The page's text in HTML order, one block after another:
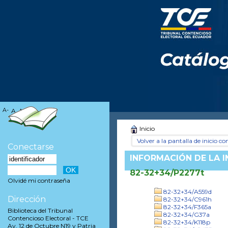
Inicio
Volver a la pantalla de inicio
INFORMACIÓN DE LA
82-32+34/P2277t
82-32+34/A559d
82-32+34/C961h
82-32+34/F365a
82-32+34/G37a
82-32+34/K118p
A- A A+
Conectarse
Olvidé mi contraseña
Dirección
Biblioteca del Tribunal
Contencioso Electoral - TCE
Av. 12 de Octubre N19 y Patria